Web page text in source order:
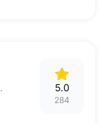
5.0
284